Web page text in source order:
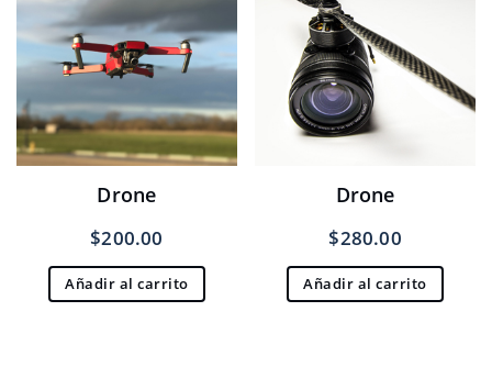
Drone
$200.00
Añadir al carrito
Drone
$280.00
Añadir al carrito